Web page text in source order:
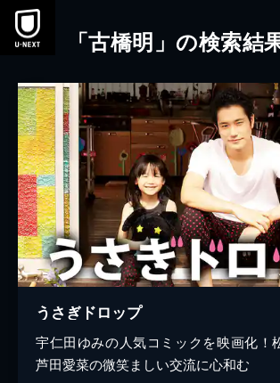
本文へスキップ
「古橋明」の検索結
うさぎドロップ
宇仁田ゆみの人気コミックを映画化！
芦田愛菜の微笑ましい交流に心和む